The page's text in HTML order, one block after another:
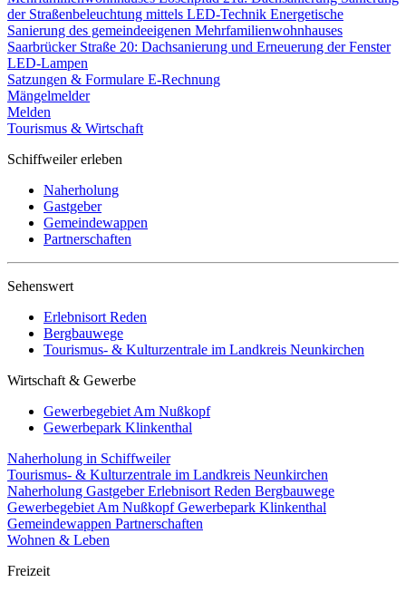
der Straßenbeleuchtung mittels LED-Technik Energetische
Sanierung des gemeindeeigenen Mehrfamilienwohnhauses
Saarbrücker Straße 20: Dachsanierung und Erneuerung der Fenster
LED-Lampen
Satzungen & Formulare E-Rechnung
Mängelmelder
Melden
Tourismus & Wirtschaft
Schiffweiler erleben
Naherholung
Gastgeber
Gemeindewappen
Partnerschaften
Sehenswert
Erlebnisort Reden
Bergbauwege
Tourismus- & Kulturzentrale im Landkreis Neunkirchen
Wirtschaft & Gewerbe
Gewerbegebiet Am Nußkopf
Gewerbepark Klinkenthal
Naherholung in Schiffweiler
Tourismus- & Kulturzentrale im Landkreis Neunkirchen
Naherholung GastgeberErlebnisort Reden Bergbauwege
Gewerbegebiet Am NußkopfGewerbepark Klinkenthal
Gemeindewappen Partnerschaften
Wohnen & Leben
Freizeit